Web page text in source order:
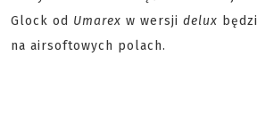
Glock od Umarex w wersji delux
na airsoftowych polach.